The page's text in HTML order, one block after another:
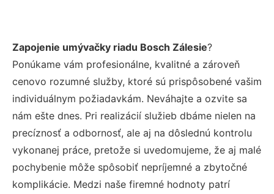
Zapojenie umývačky riadu Bosch Zálesie?
Ponúkame vám profesionálne, kvalitné a zároveň
cenovo rozumné služby, ktoré sú prispôsobené vašim
individuálnym požiadavkám. Neváhajte a ozvite sa
nám ešte dnes. Pri realizácií služieb dbáme nielen na
precíznosť a odbornosť, ale aj na dôslednú kontrolu
vykonanej práce, pretože si uvedomujeme, že aj malé
pochybenie môže spôsobiť nepríjemné a zbytočné
komplikácie. Medzi naše firemné hodnoty patrí